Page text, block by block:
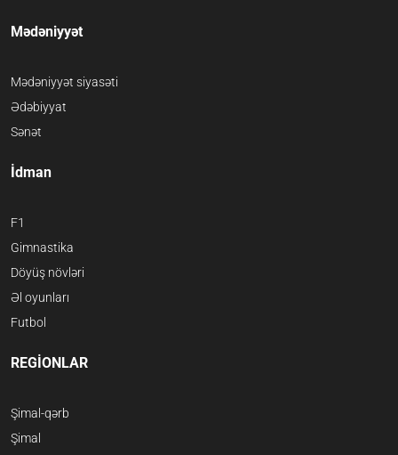
Mədəniyyət
Mədəniyyət siyasəti
Ədəbiyyat
Sənət
İdman
F1
Gimnastika
Döyüş növləri
Əl oyunları
Futbol
REGİONLAR
Şimal-qərb
Şimal